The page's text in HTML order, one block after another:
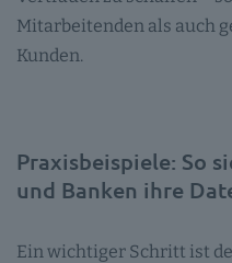
Mitarbeitenden als auch
Kunden.
Praxisbeispiele: So
und Banken ihre
Ein wichtiger Schritt ist